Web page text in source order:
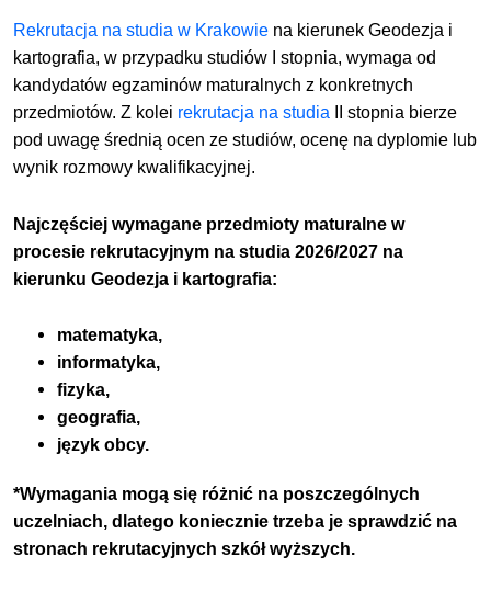
Rekrutacja na studia w Krakowie na kierunek Geodezja i
kartografia, w przypadku studiów I stopnia, wymaga od
kandydatów egzaminów maturalnych z konkretnych
przedmiotów. Z kolei rekrutacja na studia II stopnia bierze
pod uwagę średnią ocen ze studiów, ocenę na dyplomie lub
wynik rozmowy kwalifikacyjnej.
Najczęściej wymagane przedmioty maturalne w
procesie rekrutacyjnym na studia 2026/2027 na
kierunku Geodezja i kartografia:
matematyka,
informatyka,
fizyka,
geografia,
język obcy.
*Wymagania mogą się różnić na poszczególnych
uczelniach, dlatego koniecznie trzeba je sprawdzić na
stronach rekrutacyjnych szkół wyższych.